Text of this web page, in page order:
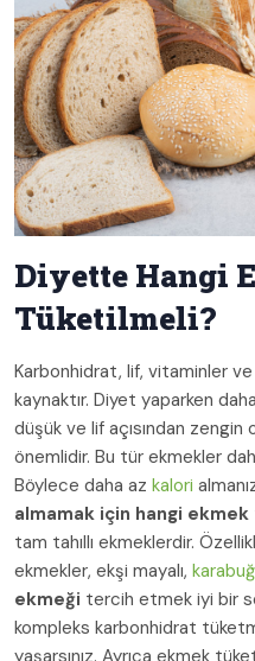
Diyette Hangi
Tüketilmeli?
Karbonhidrat, lif, vitaminler ve
kaynaktır. Diyet yaparken
düşük ve lif açısından
önemlidir. Bu tür ekmekler
Böylece daha az kalori
almamak için hangi ekmek
tam tahıllı ekmeklerdir.
ekmekler, ekşi mayalı,
ekmeği tercih etmek iyi bir
kompleks karbonhidrat